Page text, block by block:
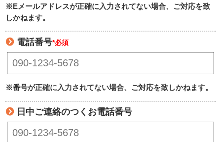
※Eメールアドレスが正確に入力されてない場合、ご対応を致
しかねます。
電話番号*必須
※番号が正確に入力されてない場合、ご対応を致しかねます。
日中ご連絡のつくお電話番号